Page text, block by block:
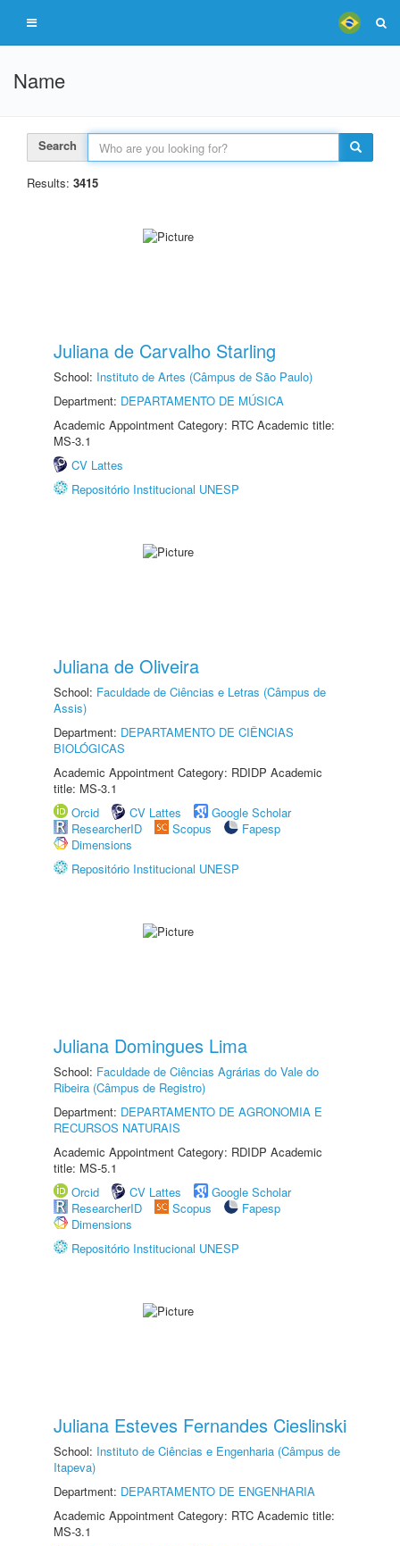
Name
Search
Results: 3415
Juliana de Carvalho Starling
School: Instituto de Artes (Câmpus de São Paulo)
Department: DEPARTAMENTO DE MÚSICA
Academic Appointment Category: RTC Academic title:
MS-3.1
CV Lattes
Repositório Institucional UNESP
Juliana de Oliveira
School: Faculdade de Ciências e Letras (Câmpus de
Assis)
Department: DEPARTAMENTO DE CIÊNCIAS
BIOLÓGICAS
Academic Appointment Category: RDIDP Academic
title: MS-3.1
Orcid
CV Lattes
Google Scholar
ResearcherID
Scopus
Fapesp
Dimensions
Repositório Institucional UNESP
Juliana Domingues Lima
School: Faculdade de Ciências Agrárias do Vale do
Ribeira (Câmpus de Registro)
Department: DEPARTAMENTO DE AGRONOMIA E
RECURSOS NATURAIS
Academic Appointment Category: RDIDP Academic
title: MS-5.1
Orcid
CV Lattes
Google Scholar
ResearcherID
Scopus
Fapesp
Dimensions
Repositório Institucional UNESP
Juliana Esteves Fernandes Cieslinski
School: Instituto de Ciências e Engenharia (Câmpus de
Itapeva)
Department: DEPARTAMENTO DE ENGENHARIA
Academic Appointment Category: RTC Academic title:
MS-3.1